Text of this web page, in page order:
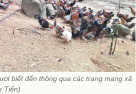
biết đến thông qua các trang mạng xã
Tiến)